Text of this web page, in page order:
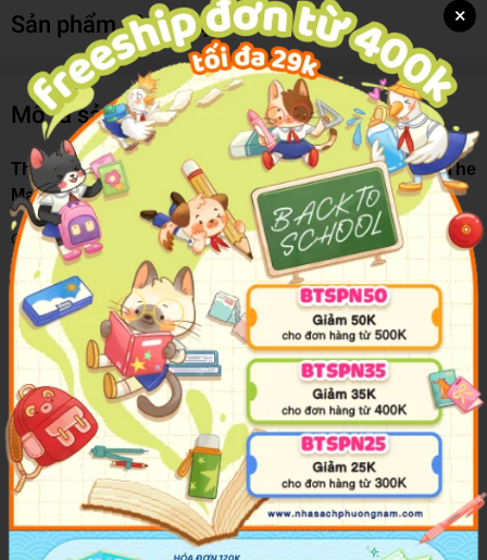
Sản phẩm cùng loại
Mô tả sản phẩm
The Wimpy Kid Movie Diary: The Next Chapter (The
Making of The Long Haul)
Go on a movie-making journey of epic proportions in The Wimpy
Kid Movie Diary: The Next Chapter
Making a movie is a lot like going on a road trip. There are twists
and turns and lots of surprises along the way.
Hit the road with author and illustrator Jeff Kinney and get a behind-
the-scenes look at the making of the latest 20th Century Fox movie,
Diary of a Wimpy Kid: The Long Haul.
Find out what it takes to film a flock of seagulls invading a mini-van.
Learn about a robot pig and an animatronic three-year-old. And
discover everything that goes into making a feature film.
×